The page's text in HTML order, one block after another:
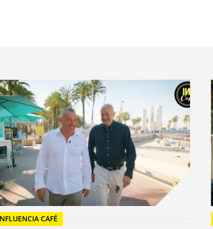
divertissement. Au contraire, il le stimule. Toutes
à la dernière minute (59%), compagnies
(32%), échanges de maison (intention de 31%),
et 31% ont déjà économisé en
» ?
même rapprocher les générations : 22% des
grands-mères des vêtements tricotés par leur
talents en embrassant une dimension
se faire coiffer par des apprentis coiffeurs dans
CAFÉ